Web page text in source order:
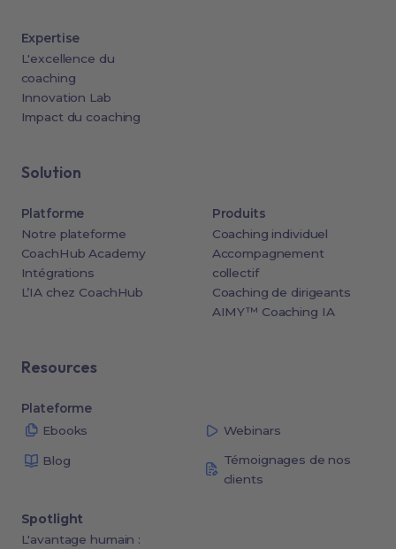
Expertise
L'excellence du
coaching
Innovation Lab
Impact du coaching
Solution
Platforme
Notre plateforme
CoachHub Academy
Intégrations
L’IA chez CoachHub
Produits
Coaching individuel
Accompagnement
collectif
Coaching de dirigeants
AIMY™ Coaching IA
Resources
Plateforme
Ebooks
Webinars
Blog
Témoignages de nos
clients
Spotlight
L'avantage humain :